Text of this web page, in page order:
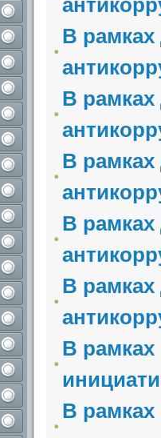
В
В
В
В
В
В
В